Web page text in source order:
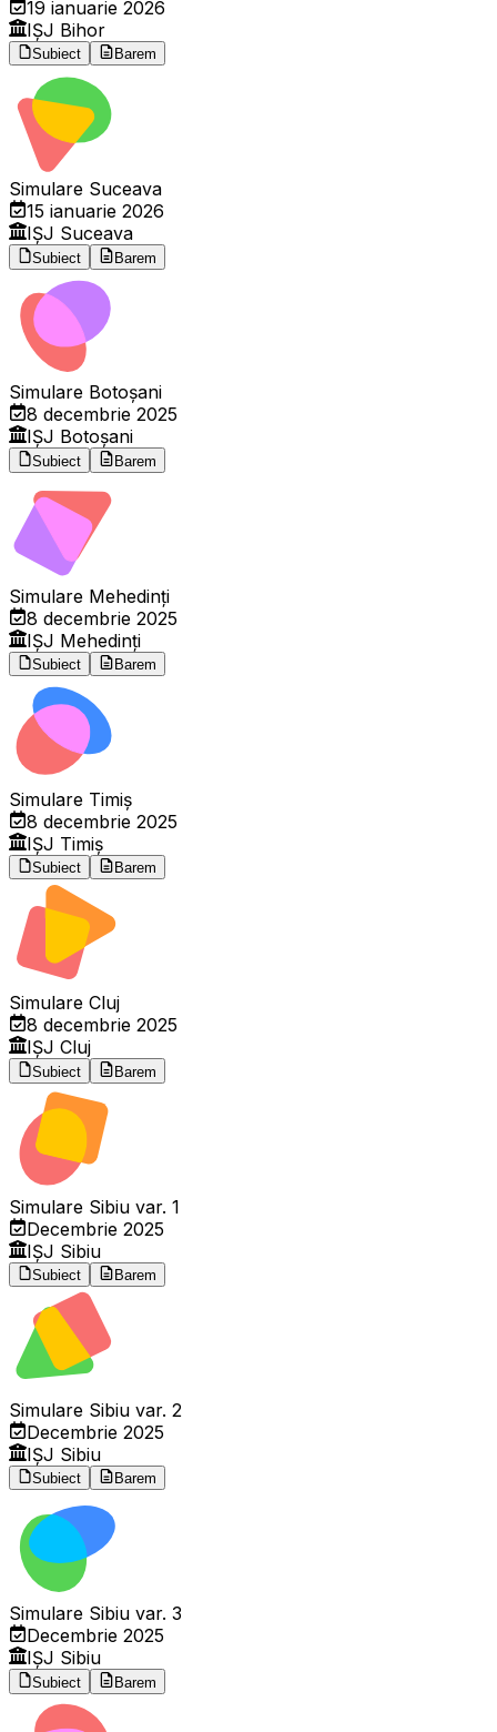
19 ianuarie 2026
IȘJ Bihor
Subiect Barem
Simulare Suceava
15 ianuarie 2026
IȘJ Suceava
Subiect Barem
Simulare Botoșani
8 decembrie 2025
IȘJ Botoșani
Subiect Barem
Simulare Mehedinți
8 decembrie 2025
IȘJ Mehedinți
Subiect Barem
Simulare Timiș
8 decembrie 2025
IȘJ Timiș
Subiect Barem
Simulare Cluj
8 decembrie 2025
IȘJ Cluj
Subiect Barem
Simulare Sibiu var. 1
Decembrie 2025
IȘJ Sibiu
Subiect Barem
Simulare Sibiu var. 2
Decembrie 2025
IȘJ Sibiu
Subiect Barem
Simulare Sibiu var. 3
Decembrie 2025
IȘJ Sibiu
Subiect Barem